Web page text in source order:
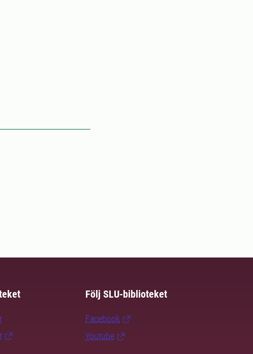
Följ SLU-biblioteket
Facebook
Youtube